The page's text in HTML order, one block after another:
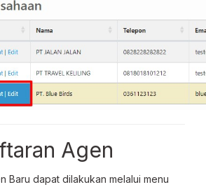
Agen
Baru dapat dilakukan melalui menu